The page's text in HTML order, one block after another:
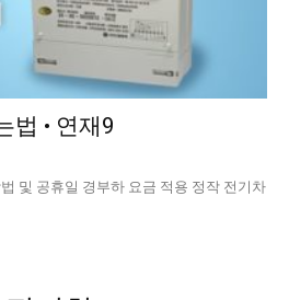
법 • 연재9
및 공휴일 경부하 요금 적용 정작 전기차